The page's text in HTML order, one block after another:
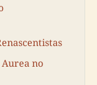
no